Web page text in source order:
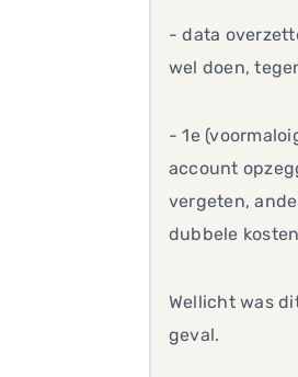
- data
wel doen,
- 1e
account
vergeten,
dubbele
Wellicht was
geval.